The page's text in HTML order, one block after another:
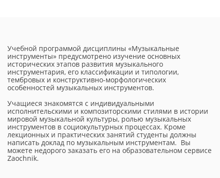
Учебной программой дисциплины «Музыкальные
инструменты» предусмотрено изучение основных
исторических этапов развития музыкального
инструментария, его классификации и типологии,
тембровых и конструктивно-морфологических
особенностей музыкальных инструментов.
Учащиеся знакомятся с индивидуальными
исполнительскими и композиторскими стилями в истории
мировой музыкальной культуры, ролью музыкальных
инструментов в социокультурных процессах. Кроме
лекционных и практических занятий студенты должны
написать доклад по музыкальным инструментам. Вы
можете недорого заказать его на образовательном сервисе
Zaochnik.